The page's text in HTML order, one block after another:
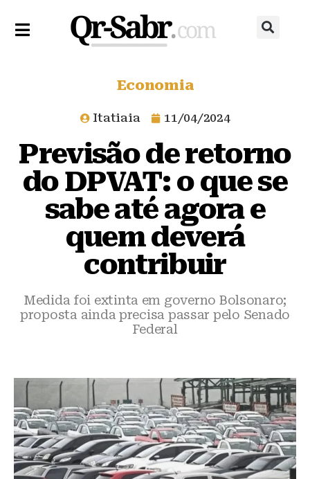
Economia
Itatiaia 11/04/2024
Previsão de retorno
do DPVAT: o que se
sabe até agora e
quem deverá
contribuir
Medida foi extinta em governo Bolsonaro;
proposta ainda precisa passar pelo Senado
Federal